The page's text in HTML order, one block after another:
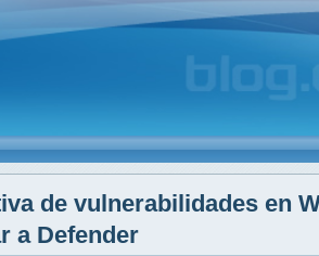
de vulnerabilidades en
a Defender